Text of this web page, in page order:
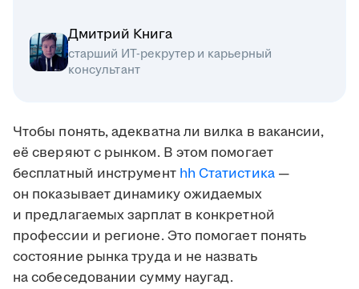
Дмитрий Книга
старший ИТ-рекрутер и карьерный
консультант
Чтобы понять, адекватна ли вилка в вакансии,
её сверяют с рынком. В этом помогает
бесплатный инструмент hh Статистика—
он показывает динамику ожидаемых
и предлагаемых зарплат в конкретной
профессии и регионе. Это помогает понять
состояние рынка труда и не назвать
на собеседовании сумму наугад.